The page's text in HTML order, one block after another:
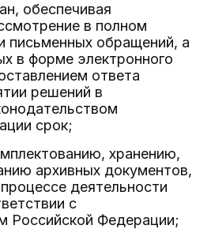
обеспечивая
в полном
письменных обращений, а
в форме электронного
ответа
решений в
срок;
хранению,
архивных документов,
деятельности
с
Российской Федерации;